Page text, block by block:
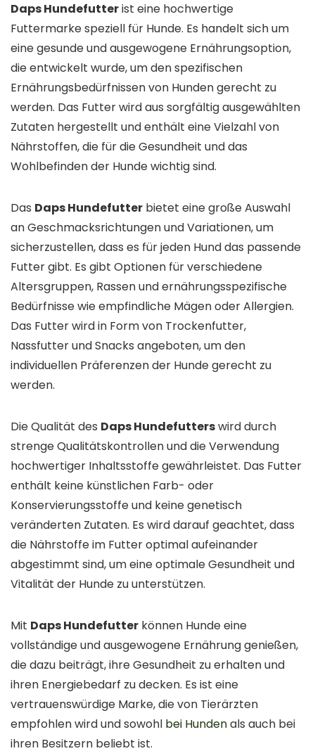
Daps Hundefutterist eine hochwertige
Futtermarke speziell für Hunde. Es handelt sich um
eine gesunde und ausgewogene Ernährungsoption,
die entwickelt wurde, um den spezifischen
Ernährungsbedürfnissen von Hunden gerecht zu
werden. Das Futter wird aus sorgfältig ausgewählten
Zutaten hergestellt und enthält eine Vielzahl von
Nährstoffen, die für die Gesundheit und das
Wohlbefinden der Hunde wichtig sind.
Das Daps Hundefutter bietet eine große Auswahl
an Geschmacksrichtungen und Variationen, um
sicherzustellen, dass es für jeden Hund das passende
Futter gibt. Es gibt Optionen für verschiedene
Altersgruppen, Rassen und ernährungsspezifische
Bedürfnisse wie empfindliche Mägen oder Allergien.
Das Futter wird in Form von Trockenfutter,
Nassfutter und Snacks angeboten, um den
individuellen Präferenzen der Hunde gerecht zu
werden.
Die Qualität des Daps Hundefutterswird durch
strenge Qualitätskontrollen und die Verwendung
hochwertiger Inhaltsstoffe gewährleistet. Das Futter
enthält keine künstlichen Farb- oder
Konservierungsstoffe und keine genetisch
veränderten Zutaten. Es wird darauf geachtet, dass
die Nährstoffe im Futter optimal aufeinander
abgestimmt sind, um eine optimale Gesundheit und
Vitalität der Hunde zu unterstützen.
Mit Daps Hundefutter können Hunde eine
vollständige und ausgewogene Ernährung genießen,
die dazu beiträgt, ihre Gesundheit zu erhalten und
ihren Energiebedarf zu decken. Es ist eine
vertrauenswürdige Marke, die von Tierärzten
empfohlen wird und sowohl bei Hundenals auch bei
ihren Besitzern beliebt ist.